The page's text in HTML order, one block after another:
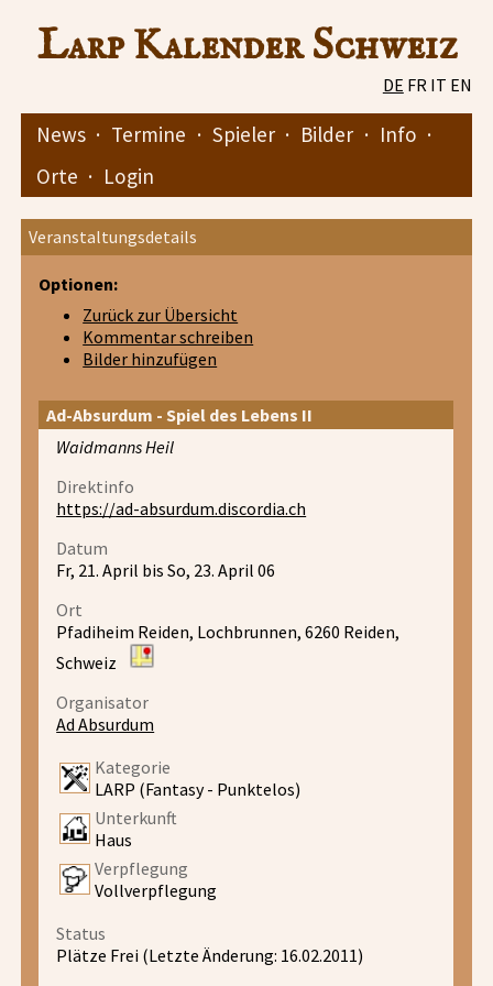
Larp Kalender Schweiz
DE FR IT EN
News · Termine · Spieler · Bilder · Info ·
Orte · Login
Veranstaltungsdetails
Optionen:
Zurück zur Übersicht
Kommentar schreiben
Bilder hinzufügen
Ad-Absurdum - Spiel des Lebens II
Waidmanns Heil
Direktinfo
https://ad-absurdum.discordia.ch
Datum
Fr, 21. April bis So, 23. April 06
Ort
Pfadiheim Reiden, Lochbrunnen, 6260 Reiden,
Schweiz
Organisator
Ad Absurdum
Kategorie
LARP (Fantasy - Punktelos)
Unterkunft
Haus
Verpflegung
Vollverpflegung
Status
Plätze Frei (Letzte Änderung: 16.02.2011)